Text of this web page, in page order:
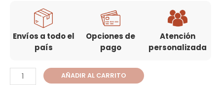
Envíos a todo el
país
Opciones de
pago
Atención
personalizada
AÑADIR AL CARRITO